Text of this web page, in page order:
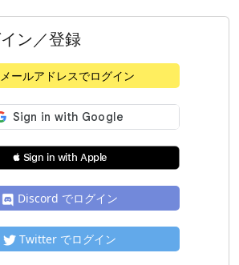
ン／登録
メールアドレスでログイン
 Sign in with Apple
Discord でログイン
Twitter でログイン